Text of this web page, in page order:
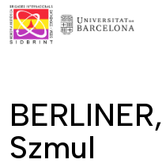
BERLINER,
Szmul